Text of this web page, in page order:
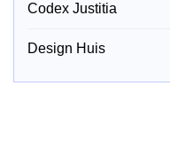
Codex Justitia
Design Huis